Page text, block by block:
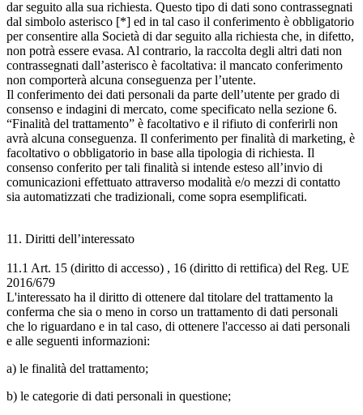
dar seguito alla sua richiesta. Questo tipo di dati sono contrassegnati
dal simbolo asterisco [*] ed in tal caso il conferimento è obbligatorio
per consentire alla Società di dar seguito alla richiesta che, in difetto,
non potrà essere evasa. Al contrario, la raccolta degli altri dati non
contrassegnati dall’asterisco è facoltativa: il mancato conferimento
non comporterà alcuna conseguenza per l’utente.
Il conferimento dei dati personali da parte dell’utente per grado di
consenso e indagini di mercato, come specificato nella sezione 6.
“Finalità del trattamento” è facoltativo e il rifiuto di conferirli non
avrà alcuna conseguenza. Il conferimento per finalità di marketing, è
facoltativo o obbligatorio in base alla tipologia di richiesta. Il
consenso conferito per tali finalità si intende esteso all’invio di
comunicazioni effettuato attraverso modalità e/o mezzi di contatto
sia automatizzati che tradizionali, come sopra esemplificati.
11. Diritti dell’interessato
11.1 Art. 15 (diritto di accesso) , 16 (diritto di rettifica) del Reg. UE
2016/679
L'interessato ha il diritto di ottenere dal titolare del trattamento la
conferma che sia o meno in corso un trattamento di dati personali
che lo riguardano e in tal caso, di ottenere l'accesso ai dati personali
e alle seguenti informazioni:
a) le finalità del trattamento;
b) le categorie di dati personali in questione;